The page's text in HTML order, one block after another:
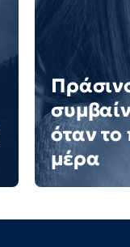
όταν το
μέρα